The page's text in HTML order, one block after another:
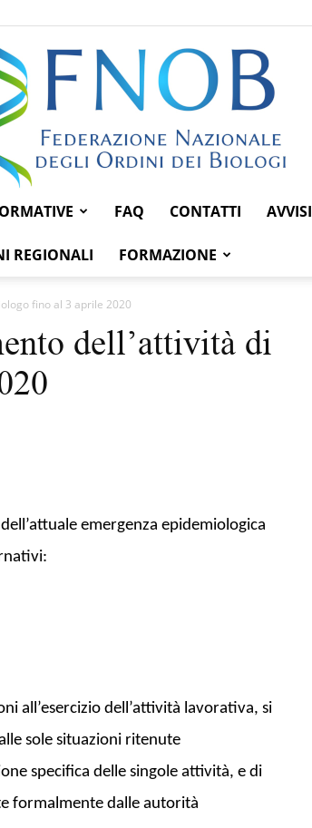
Federazione
FAQ CONTATTI AVVISI
REGIONALI FORMAZIONE
fino al 3 aprile 2020
dell’attività di
emergenza epidemiologica
all’esercizio dell’attività lavorativa, si
sole situazioni ritenute
specifica delle singole attività, e di
formalmente dalle autorità